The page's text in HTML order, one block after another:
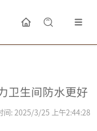
卫生间防水更好
间: 2025/3/25 上午2:44:28